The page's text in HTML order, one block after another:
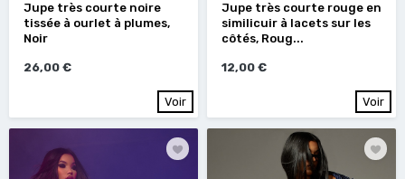
Jupe très courte noire
tissée à ourlet à plumes,
Noir
26,00 €
Voir
Jupe très courte rouge en
similicuir à lacets sur les
côtés, Roug...
12,00 €
Voir